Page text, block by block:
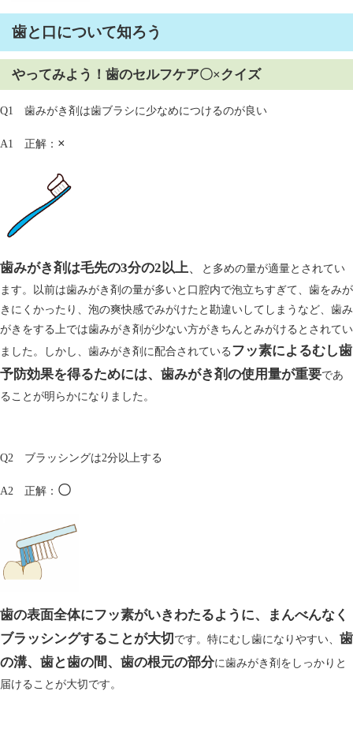
歯と口について知ろう
やってみよう！歯のセルフケア〇×クイズ
Q1 歯みがき剤は歯ブラシに少なめにつけるのが良い
A1 正解： ×
歯みがき剤は毛先の3分の2以上、
と多めの量が適量とされてい
ます。以前は歯みがき剤の量が多いと口腔内で泡立ちすぎて、歯をみが
きにくかったり、泡の爽快感でみがけたと勘違いしてしまうなど、歯み
がきをする上では歯みがき剤が少ない方がきちんとみがけるとされてい
ました。しかし、歯みがき剤に配合されている フッ素によるむし歯
予防効果を得るためには、歯みがき剤の使用量が重要であ
ることが明らかになりました。
Q2 ブラッシングは2分以上する
A2 正解： 〇
歯の表面全体にフッ素がいきわたるように、まんべんなく
ブラッシングすることが大切 です。特にむし歯になりやすい、 歯
の溝、歯と歯の間、歯の根元の部分に歯みがき剤をしっかりと
届けることが大切です。